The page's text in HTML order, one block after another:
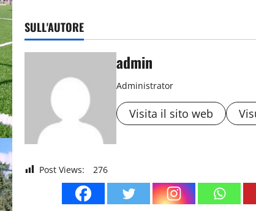
SULL'AUTORE
admin
Administrator
Visita il sito web
Post Views: 276